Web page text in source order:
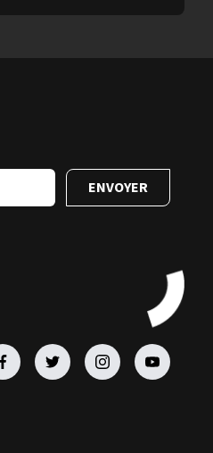
FacebookFacebookFacebookFacebook